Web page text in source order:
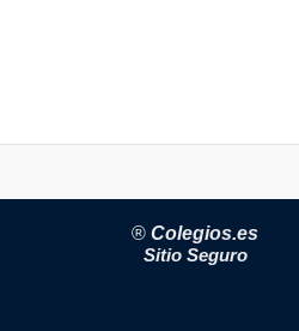
® Colegios.es
Sitio Seguro